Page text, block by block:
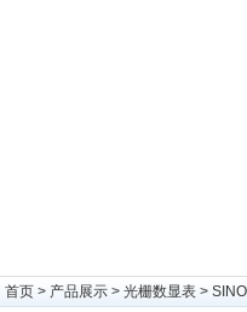
首页 > 产品展示 > 光栅数显表 >